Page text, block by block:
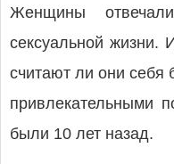
Женщины
сексуальной жизни.
считают ли они себя
привлекательными
были 10 лет назад.